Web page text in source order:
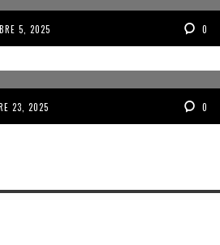
5, 2025 0
VOIX DES YOLES, VOIX D’UN
23, 2025 0